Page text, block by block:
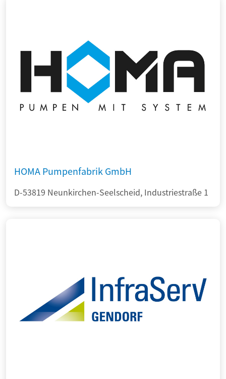
HOMA Pumpenfabrik GmbH
D-53819 Neunkirchen-Seelscheid, Industriestraße 1